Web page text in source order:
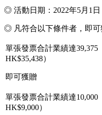
◎ 活動日期：2022年5月1日
◎ 凡符合以下條件者，即可
單張發票合計業績達39,375
HK$35,438）
即可獲贈
單張發票合計業績達10,000
HK$9,000）